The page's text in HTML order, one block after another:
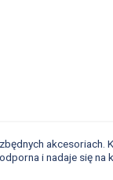
i nadaje się